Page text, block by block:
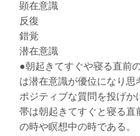
顕在意識
反復
錯覚
潜在意識
●朝起きてすぐや寝る直前
は潜在意識が優位になり思
ポジティブな質問を投げか
帯は朝起きてすぐと寝る
の時や瞑想中の時である。